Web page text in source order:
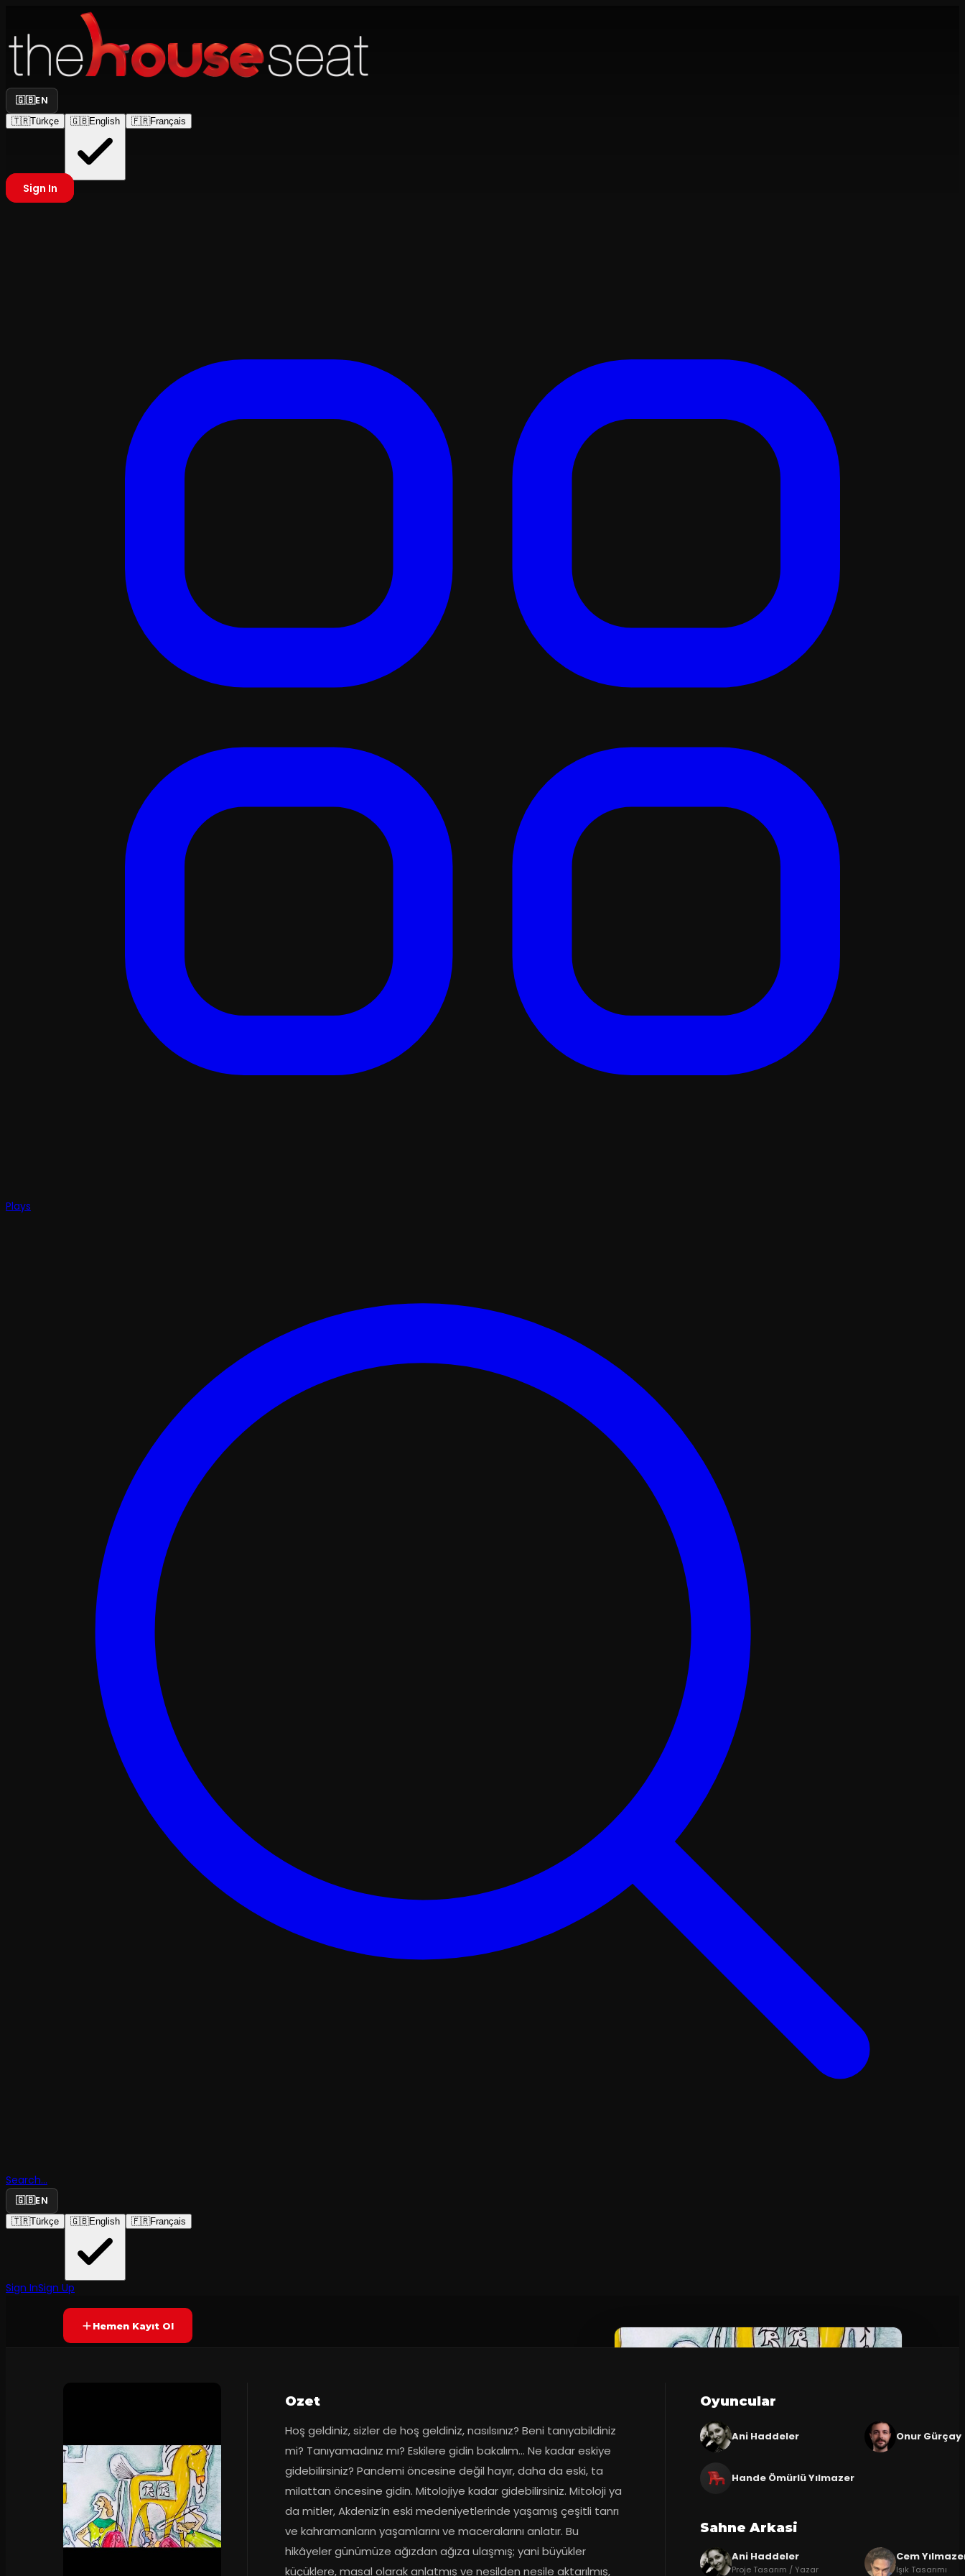
🇬🇧EN
🇹🇷Türkçe 🇬🇧English 🇫🇷Français
Sign In
Plays
Search...
🇬🇧EN
🇹🇷Türkçe 🇬🇧English 🇫🇷Français
Sign InSign Up
Hikâyeler
İKSV Tiyatro
YAKINDA Yetersiz oy
Hemen Kayıt Ol
Ozet
Hoş geldiniz, sizler de hoş geldiniz, nasılsınız? Beni tanıyabildiniz
mi? Tanıyamadınız mı? Eskilere gidin bakalım… Ne kadar eskiye
gidebilirsiniz? Pandemi öncesine değil hayır, daha da eski, ta
milattan öncesine gidin. Mitolojiye kadar gidebilirsiniz. Mitoloji ya
da mitler, Akdeniz’in eski medeniyetlerinde yaşamış çeşitli tanrı
ve kahramanların yaşamlarını ve maceralarını anlatır. Bu
hikâyeler günümüze ağızdan ağıza ulaşmış; yani büyükler
küçüklere, masal olarak anlatmış ve nesilden nesile aktarılmış,
Oyuncular
Ani Haddeler Onur Gürçay
Hande Ömürlü Yılmazer
Sahne Arkasi
Ani Haddeler
Proje Tasarım / Yazar
Cem
Işık Tasarımı